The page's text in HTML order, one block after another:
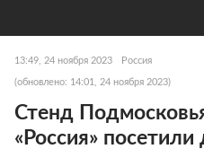
13:49, 24 ноября 2023 Россия
(обновлено: 14:01, 24 ноября 2023)
Стенд
«Россия»